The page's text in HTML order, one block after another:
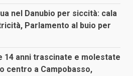
nel Danubio per siccità: cala
Parlamento al buio per
14 anni trascinate e molestate
centro a Campobasso,